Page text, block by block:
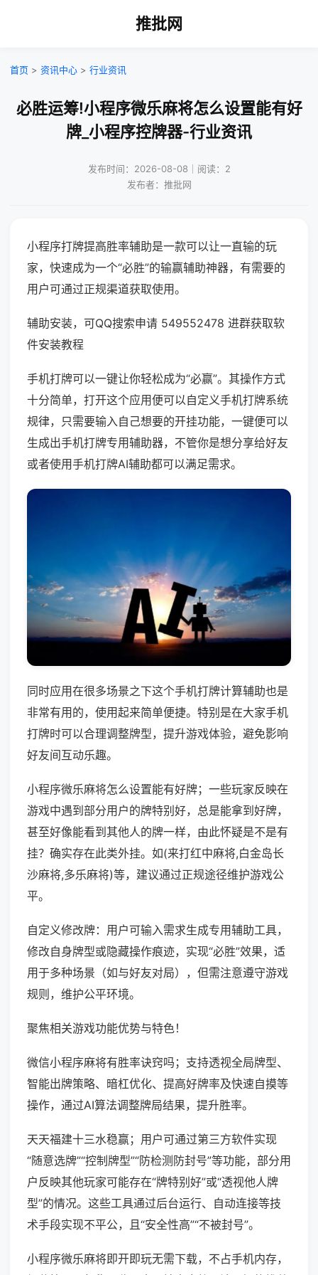
推批网
首页 > 资讯中心 > 行业资讯
必胜运筹!小程序微乐麻将怎么设置能有好
牌_小程序控牌器-行业资讯
发布时间：2026-08-08｜阅读：2
发布者：推批网
小程序打牌提高胜率辅助是一款可以让一直输的玩
家，快速成为一个“必胜”的输赢辅助神器，有需要的
用户可通过正规渠道获取使用。
辅助安装，可QQ搜索申请 549552478 进群获取软
件安装教程
手机打牌可以一键让你轻松成为“必赢”。其操作方式
十分简单，打开这个应用便可以自定义手机打牌系统
规律，只需要输入自己想要的开挂功能，一键便可以
生成出手机打牌专用辅助器，不管你是想分享给好友
或者使用手机打牌AI辅助都可以满足需求。
同时应用在很多场景之下这个手机打牌计算辅助也是
非常有用的，使用起来简单便捷。特别是在大家手机
打牌时可以合理调整牌型，提升游戏体验，避免影响
好友间互动乐趣。
小程序微乐麻将怎么设置能有好牌；一些玩家反映在
游戏中遇到部分用户的牌特别好，总是能拿到好牌，
甚至好像能看到其他人的牌一样，由此怀疑是不是有
挂？确实存在此类外挂。如(来打红中麻将,白金岛长
沙麻将,多乐麻将)等，建议通过正规途径维护游戏公
平。
自定义修改牌：用户可输入需求生成专用辅助工具，
修改自身牌型或隐藏操作痕迹，实现“必胜”效果，适
用于多种场景（如与好友对局），但需注意遵守游戏
规则，维护公平环境。
聚焦相关游戏功能优势与特色！
微信小程序麻将有胜率诀窍吗；支持透视全局牌型、
智能出牌策略、暗杠优化、提高好牌率及快速自摸等
操作，通过AI算法调整牌局结果，提升胜率。
天天福建十三水稳赢；用户可通过第三方软件实现
“随意选牌”“控制牌型”“防检测防封号”等功能，部分用
户反映其他玩家可能存在“牌特别好”或“透视他人牌
型”的情况。这些工具通过后台运行、自动连接等技
术手段实现不平公，且“安全性高”“不被封号”。
小程序微乐麻将即开即玩无需下载，不占手机内存，